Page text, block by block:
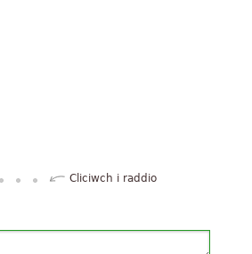
Cliciwch i raddio